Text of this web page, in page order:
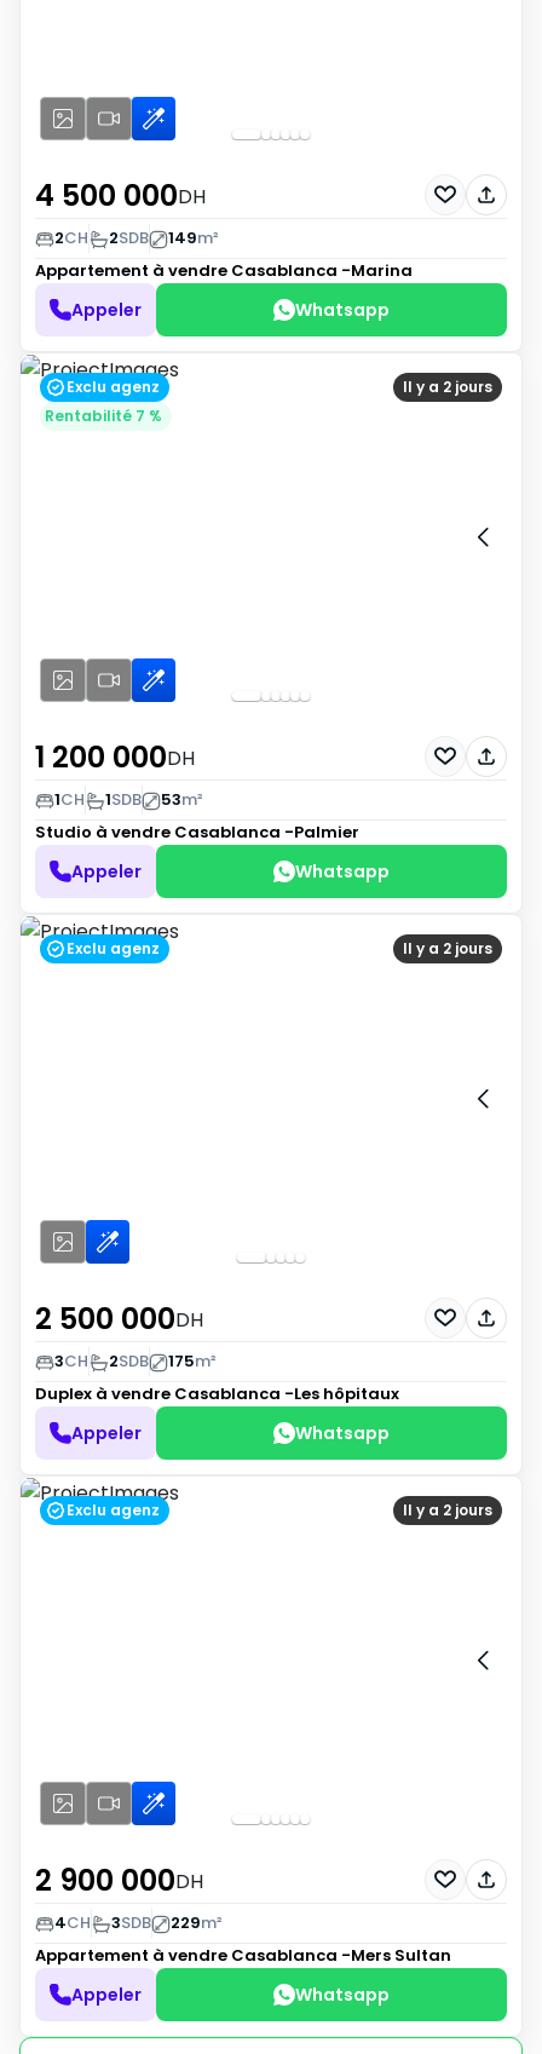
4 500 000DH
2CH 2SDB 149m²
Appartement à vendre Casablanca -Marina
Appeler Whatsapp
Il y a 2 jours
Exclu agenz
Rentabilité 7 %
1 200 000DH
1CH 1SDB 53m²
Studio à vendre Casablanca -Palmier
Appeler Whatsapp
Il y a 2 jours
Exclu agenz
2 500 000DH
3CH 2SDB 175m²
Duplex à vendre Casablanca -Les hôpitaux
Appeler Whatsapp
Il y a 2 jours
Exclu agenz
2 900 000DH
4CH 3SDB 229m²
Appartement à vendre Casablanca -Mers Sultan
Appeler Whatsapp